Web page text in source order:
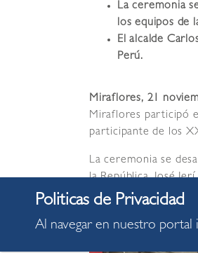
La ceremonia
los equipos de
El alcalde
Perú.
Miraflores, 21
Miraflores participó
participante de los
La ceremonia se
la República, José
nacional a los
Al navegar en nuestro portal